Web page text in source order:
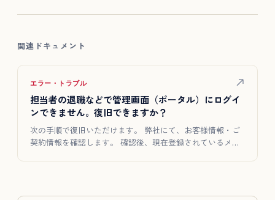
関連ドキュメント
エラー・トラブル
担当者の退職などで管理画面（ポータル）にログイ
ンできません。復旧できますか？
次の手順で復旧いただけます。 弊社にて、お客様情報・ご
契約情報を確認します。 確認後、現在登録されているメー